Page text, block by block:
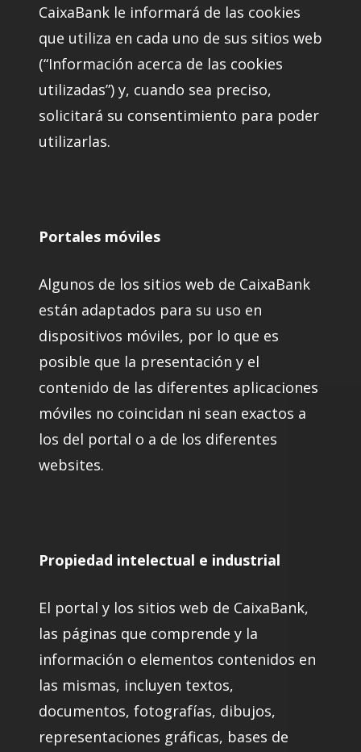
CaixaBank le informará de las cookies
que utiliza en cada uno de sus sitios web
(“Información acerca de las cookies
utilizadas”) y, cuando sea preciso,
solicitará su consentimiento para poder
utilizarlas.
Portales móviles
Algunos de los sitios web de CaixaBank
están adaptados para su uso en
dispositivos móviles, por lo que es
posible que la presentación y el
contenido de las diferentes aplicaciones
móviles no coincidan ni sean exactos a
los del portal o a de los diferentes
websites.
Propiedad intelectual e industrial
El portal y los sitios web de CaixaBank,
las páginas que comprende y la
información o elementos contenidos en
las mismas, incluyen textos,
documentos, fotografías, dibujos,
representaciones gráficas, bases de